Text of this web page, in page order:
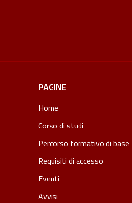
PAGINE
Home
Corso di studi
Percorso formativo di base
Requisiti di accesso
Eventi
Avvisi